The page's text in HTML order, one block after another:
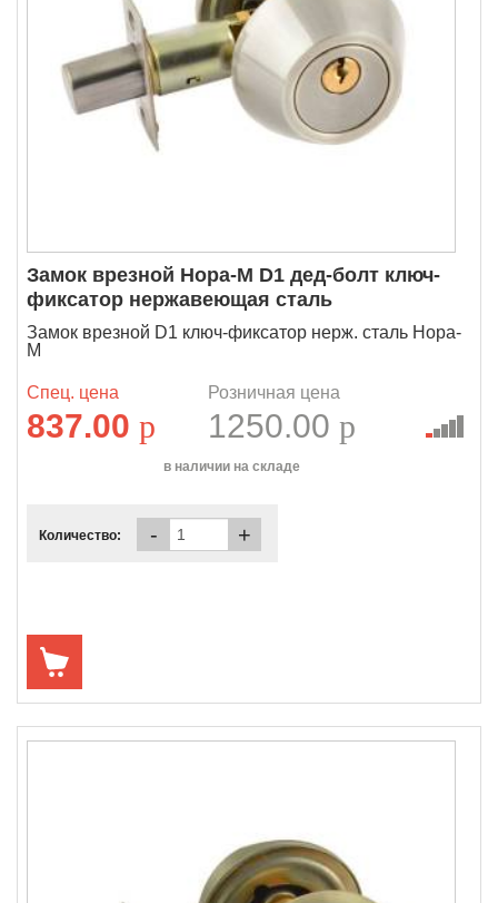
Замок врезной Нора-М D1 дед-болт ключ-
фиксатор нержавеющая сталь
Замок врезной D1 ключ-фиксатор нерж. сталь Нора-
М
Спец. цена
837.00 p
Розничная цена
1250.00 p
в наличии на складе
Количество: - +